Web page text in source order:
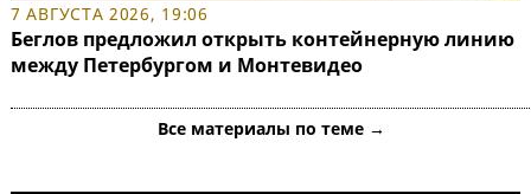
7 АВГУСТА 2026, 19:06
Беглов предложил открыть контейнерную линию
между Петербургом и Монтевидео
Все материалы по теме →